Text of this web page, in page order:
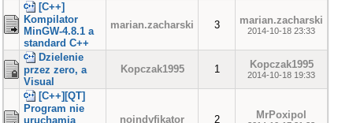
[C++]
Kompilator
MinGW-4.8.1 a
standard C++
marian.zacharski 3 marian.zacharski
2014-10-18 23:33
Dzielenie
przez zero, a
Visual
Kopczak1995 1 Kopczak1995
2014-10-18 19:33
[C++][QT]
Program nie
uruchamia
noindyfikator 2 MrPoxipol